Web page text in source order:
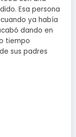
Esa persona
ya había
dando en
tiempo
sus padres